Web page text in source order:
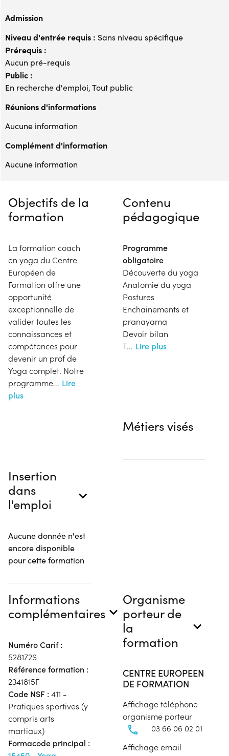
Admission
Niveau d'entrée requis : Sans niveau spécifique
Prérequis :
Aucun pré-requis
Public :
En recherche d'emploi, Tout public
Réunions d'informations
Aucune information
Complément d'information
Aucune information
Objectifs de la
formation
La formation coach
en yoga du Centre
Européen de
Formation offre une
opportunité
exceptionnelle de
valider toutes les
connaissances et
compétences pour
devenir un prof de
Yoga complet. Notre
programme... Lire
plus
Contenu
pédagogique
Programme
obligatoire
Découverte du yoga
Anatomie du yoga
Postures
Enchainements et
pranayama
Devoir bilan
T... Lire plus
Métiers visés
Insertion
dans
l'emploi
Aucune donnée n'est
encore disponible
pour cette formation
Informations
complémentaires
Numéro Carif :
528172S
Référence formation :
2341815F
Code NSF : 411 -
Pratiques sportives (y
compris arts
martiaux)
Formacode principal :
Organisme
porteur de
la
formation
CENTRE EUROPEEN
DE FORMATION
Affichage téléphone
organisme porteur
03 66 06 02 01
Affichage email